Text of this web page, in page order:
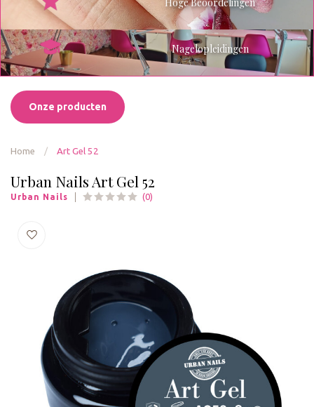
Nagelopleidingen
Onze producten
Home / Art Gel 52
Urban Nails Art Gel 52
Urban Nails (0)